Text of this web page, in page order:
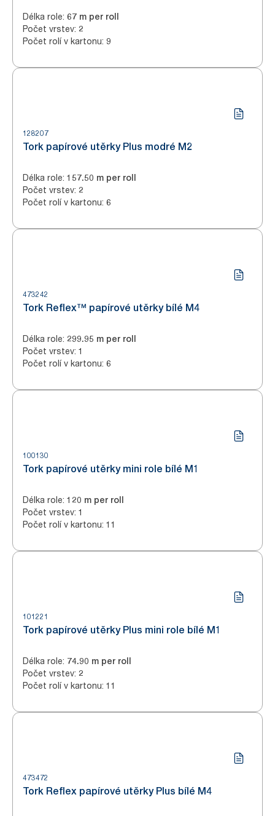
Délka role: 67 m per roll
Počet vrstev: 2
Počet rolí v kartonu: 9
128207
Tork papírové utěrky Plus modré M2
Délka role: 157.50 m per roll
Počet vrstev: 2
Počet rolí v kartonu: 6
473242
Tork Reflex™ papírové utěrky bílé M4
Délka role: 299.95 m per roll
Počet vrstev: 1
Počet rolí v kartonu: 6
100130
Tork papírové utěrky mini role bílé M1
Délka role: 120 m per roll
Počet vrstev: 1
Počet rolí v kartonu: 11
101221
Tork papírové utěrky Plus mini role bílé M1
Délka role: 74.90 m per roll
Počet vrstev: 2
Počet rolí v kartonu: 11
473472
Tork Reflex papírové utěrky Plus bílé M4